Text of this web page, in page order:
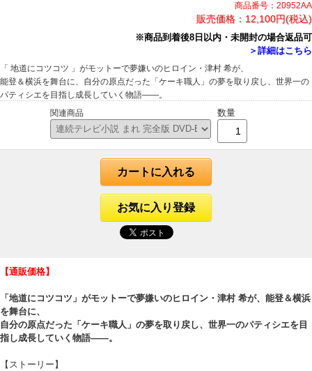
商品番号：20952AA
販売価格： 12,100円(税込)
※商品到着後8日以内・未開封の場合返品可
＞詳細はこちら
「 地道にコツコツ 」がモットーで夢嫌いのヒロイン・津村 希が、
能登＆横浜を舞台に、自分の原点だった「ケーキ職人」の夢を取り戻し、世界一の
パティシエを目指し成長していく物語――。
関連商品
数量
カートに入れる
お気に入り登録
【通販価格】
「地道にコツコツ」がモットーで夢嫌いのヒロイン・津村 希が、能登＆横浜
を舞台に、
自分の原点だった「ケーキ職人」の夢を取り戻し、世界一のパティシエを目
指し成長していく物語――。
【ストーリー】